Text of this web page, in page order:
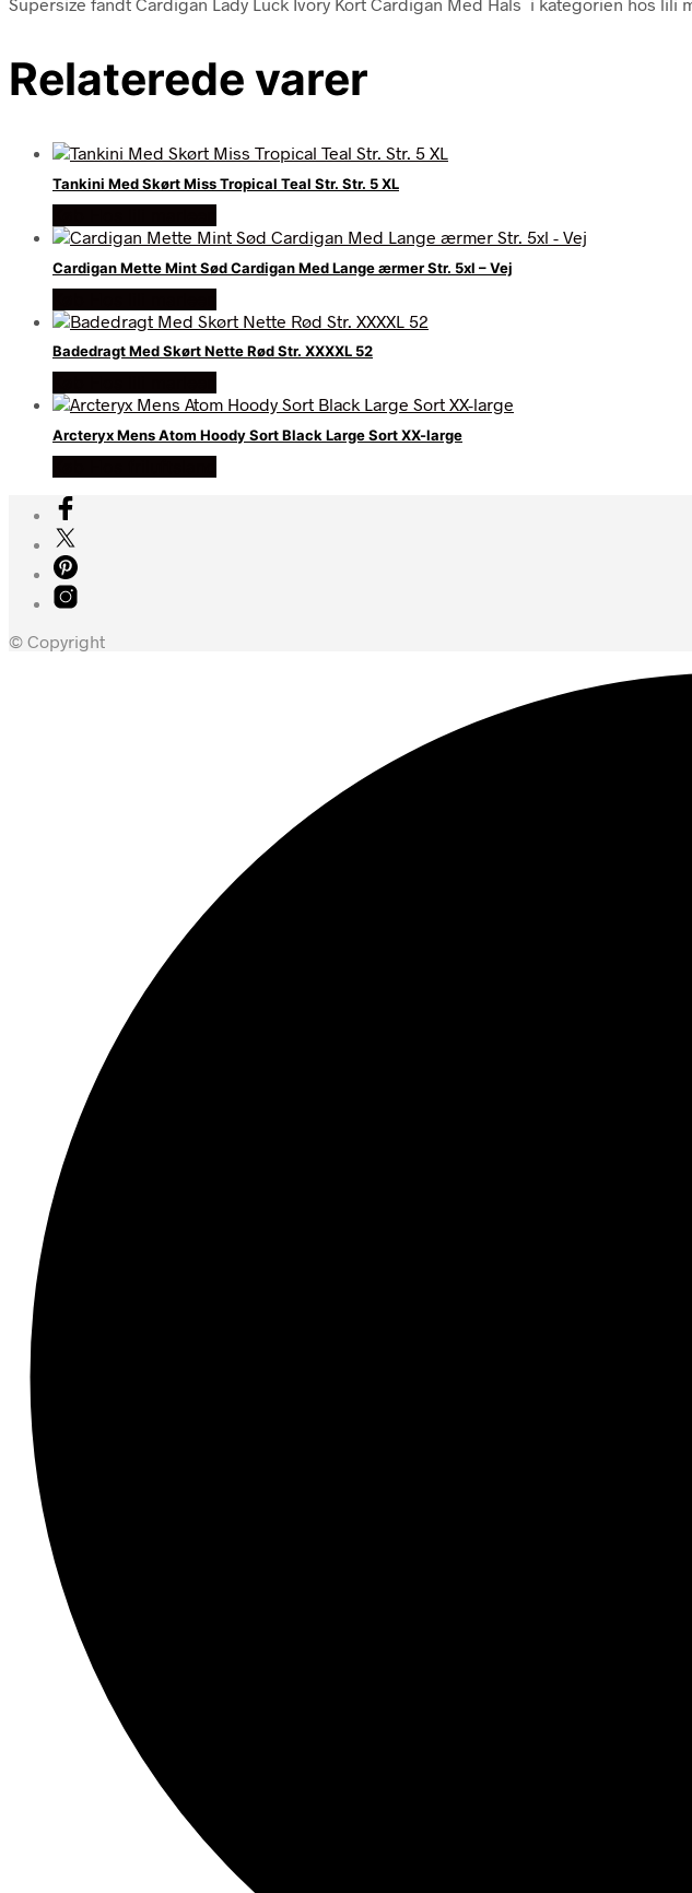
Relaterede varer
Tankini Med Skørt Miss Tropical Teal Str. Str. 5 XL
Cardigan Mette Mint Sød Cardigan Med Lange ærmer Str. 5xl – Vej
Badedragt Med Skørt Nette Rød Str. XXXXL 52
Arcteryx Mens Atom Hoody Sort Black Large Sort XX-large
© Copyright